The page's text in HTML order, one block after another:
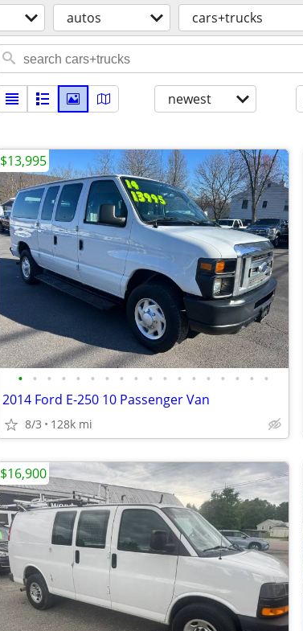
autos cars+trucks
newest
• • • • • • • • • • • • • • • • • •
2014 Ford E-250 10 Passenger Van
8/3 128k mi
$13,995
$16,900